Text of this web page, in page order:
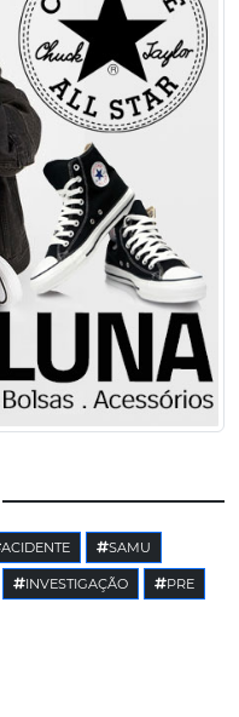
ACIDENTE SAMU
INVESTIGAÇÃO PRE